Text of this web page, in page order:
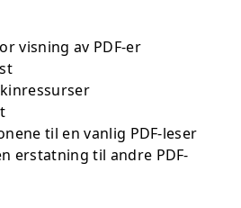
visning av PDF-er
til en vanlig PDF-leser
erstatning til andre PDF-